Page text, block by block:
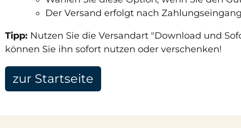
Der Versand erfolgt nach
Tipp: Nutzen Sie die Versandart "Download und
können Sie ihn sofort nutzen oder verschenken!
zur Startseite